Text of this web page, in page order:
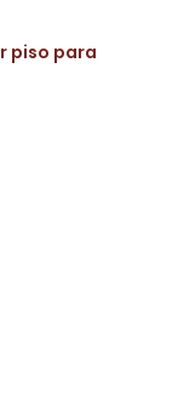
piso para